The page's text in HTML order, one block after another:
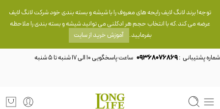
توجه! برند لانگ لایف رایحه های معروف را با شیشه و بسته بندی خود شرکت لانگ لایف
عرضه می کند.که با انتخاب حجم هر ادکلنی می توانید شیشه و بسته بندی را ملاحظه
بفرمایید. آموزش خرید از سایت
شماره پشتیبانی :09368076869